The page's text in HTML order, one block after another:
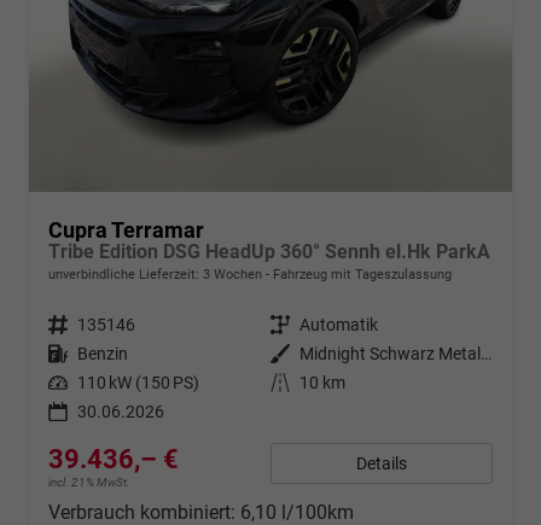
Cupra Terramar
Tribe Edition DSG HeadUp 360° Sennh el.Hk ParkA
unverbindliche Lieferzeit: 3 Wochen Fahrzeug mit Tageszulassung
Fahrzeugnr. 135146 Getriebe Automatik
Kraftstoff Benzin Außenfarbe
Midnight Schwarz Metallic
Leistung 110 kW (150 PS) Kilometerstand
10 km
30.06.2026
39.436,– €
incl. 21% MwSt.
Details
Verbrauch kombiniert: 6,10 l/100km